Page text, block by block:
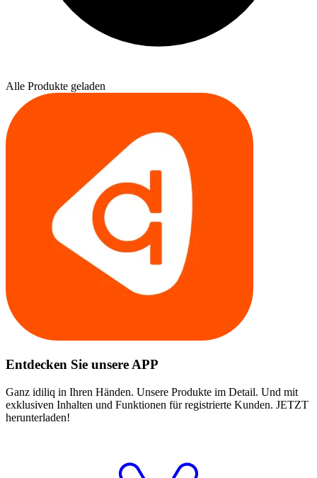
Alle Produkte geladen
Entdecken Sie unsere APP
Ganz idiliq in Ihren Händen. Unsere Produkte im Detail. Und mit
exklusiven Inhalten und Funktionen für registrierte Kunden. JETZT
herunterladen!